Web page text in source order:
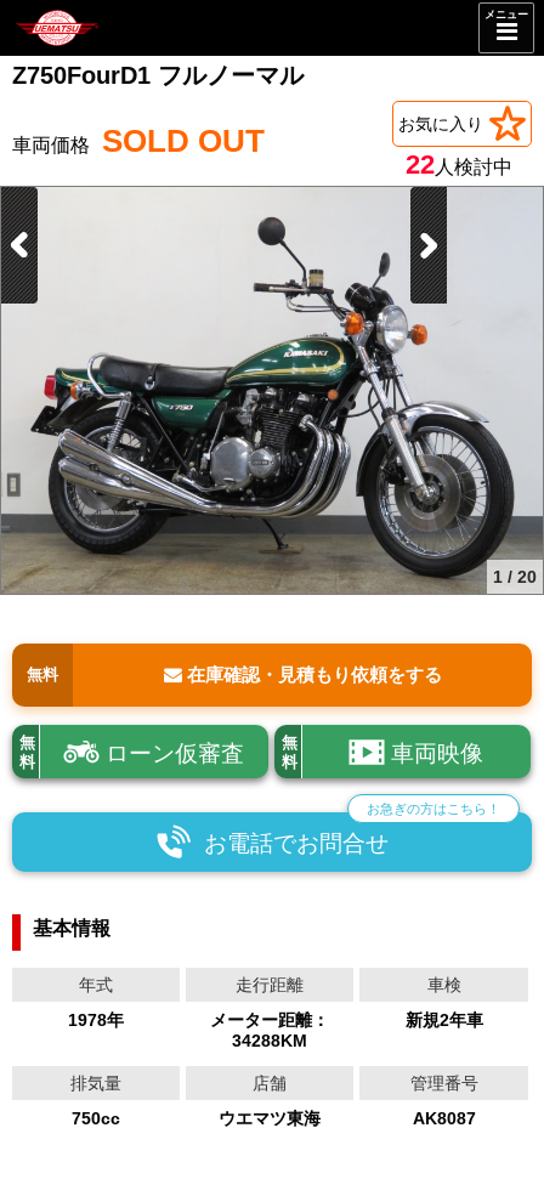
メニュー
Z750FourD1 フルノーマル
SOLD OUT お気に入り
22人検討中
1 / 20
無料 在庫確認・見積もり依頼をする
無
料
ローン仮審査
無
料
車両映像
お電話でお問合せ
お急ぎの方はこちら！
基本情報
年式
1978年
走行距離
メーター距離：
34288KM
車検
新規2年車
排気量
750cc
店舗
ウエマツ東海
管理番号
AK8087